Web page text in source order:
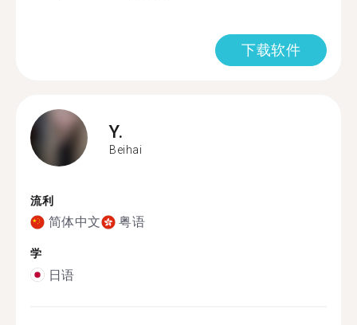
下载软件
Y.
Beihai
流利
简体中文 粤语
学
日语